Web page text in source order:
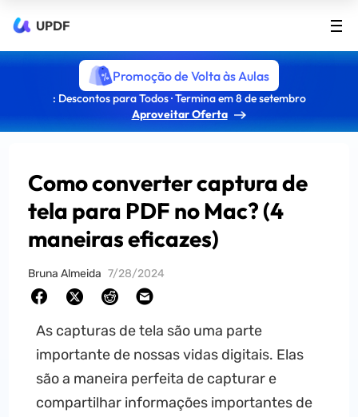
UPDF
Promoção de Volta às Aulas
: Descontos para Todos · Termina em 8 de setembro
Aproveitar Oferta
Como converter captura de
tela para PDF no Mac? (4
maneiras eficazes)
Bruna Almeida 7/28/2024
As capturas de tela são uma parte
importante de nossas vidas digitais. Elas
são a maneira perfeita de capturar e
compartilhar informações importantes de